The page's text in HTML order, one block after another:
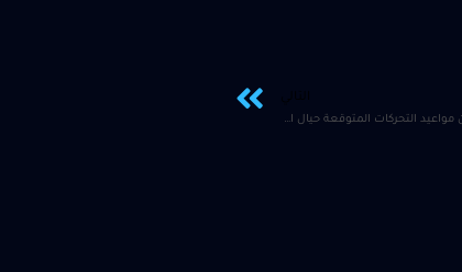
توقعات فيدرالية اضافية من باول عن مواعيد التحركات المتوقعة حيال التسهيلات النقدية سترفع اسعار الدولار الامريكي وتضعف كل المعادن والاصول الاخرى المعاكسة بما فيها مؤشرات الاسهم العالمية الرئيسية كاملة بدون استثناء وكذلك العملات المشفرة